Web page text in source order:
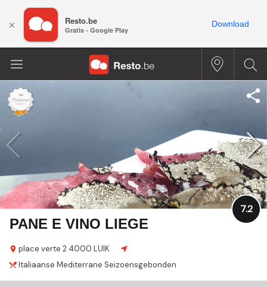
PANE E VINO LIEGE
place verte 2 4000 LUIK
7.2
Italiaanse Mediterrane Seizoensgebonden
× Resto.be
Gratis - Google Play
Download